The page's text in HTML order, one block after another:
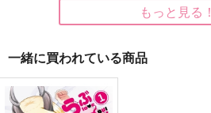
HAPPY BIRTHDAY
もっと見る！
一緒に買われている商品